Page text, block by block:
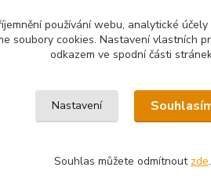
používání webu, analytické
soubory cookies. Nastavení vlastních
odkazem ve spodní části
Nastavení
Souhlas můžete odmítnout zde.